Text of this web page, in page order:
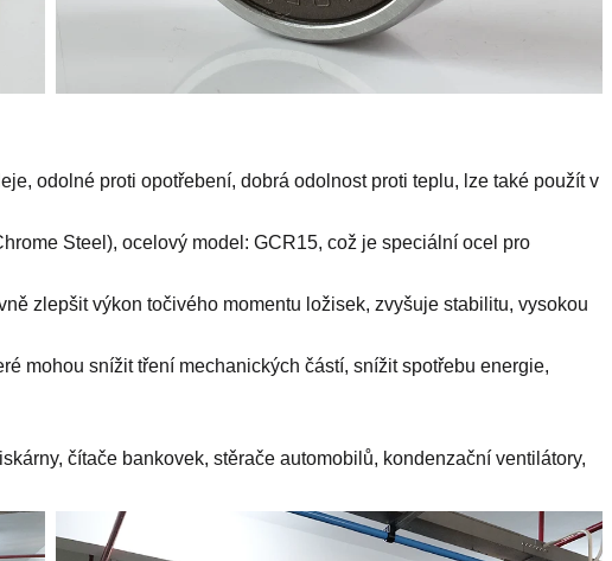
odolné proti opotřebení, dobrá odolnost proti teplu, lze také použít v
Steel), ocelový model: GCR15, což je speciální ocel pro
zlepšit výkon točivého momentu ložisek, zvyšuje stabilitu, vysokou
mohou snížit tření mechanických částí, snížit spotřebu energie,
čítače bankovek, stěrače automobilů, kondenzační ventilátory,